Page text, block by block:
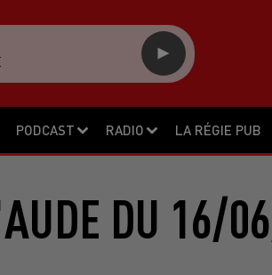
PODCAST RADIO LA RÉGIE PUB
DU 16/